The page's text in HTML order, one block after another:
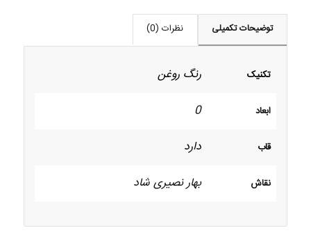
توضیحات تکمیلی نظرات (0)
تکنیک رنگ روغن
ابعاد 0
قاب دارد
نقاش بهار نصیری شاد